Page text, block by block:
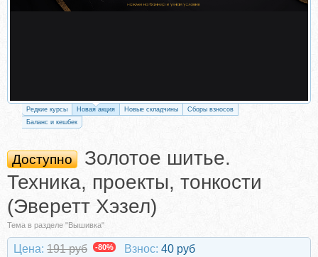
Редкие курсы Новая акция Новые складчины
Сборы взносов
Баланс и кешбек
Доступно
Золотое шитье.
Техника, проекты, тонкости
(Эверетт Хэзел)
Тема в разделе "Вышивка"
Цена: 191 руб -80% Взнос: 40 руб